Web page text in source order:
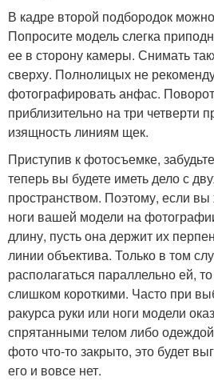
В кадре второй подбородок можно
Попросите модель слегка
ее в сторону камеры. Снимать
сверху. Полнолицых не
фотографировать анфас.
приблизительно на три четверти
изящность линиям щек.
Приступив к фотосъемке,
теперь вы будете иметь дело с
пространством. Поэтому, если вы
ноги вашей модели на
длину, пусть она держит их
линии объектива. Только в том
располагаться параллельно ей,
слишком короткими. Часто при
ракурса руки или ноги модели
спрятанными телом либо
фото что-то закрыто, это будет
его и вовсе нет.